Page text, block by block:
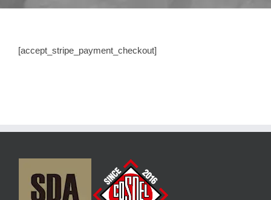
[accept_stripe_payment_checkout]